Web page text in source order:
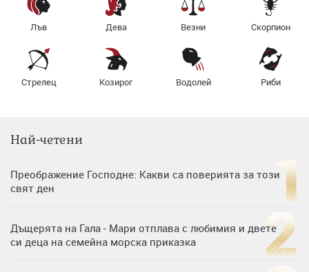
Лъв Дева Везни Скорпион
Стрелец Козирог Водолей Риби
Най-четени
Преображение Господне: Какви са поверията за този
свят ден
Дъщерята на Гала - Мари отплава с любимия и двете
си деца на семейна морска приказка